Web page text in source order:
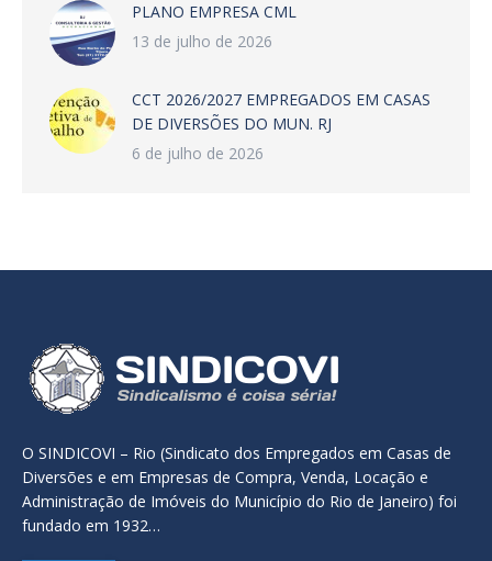
PLANO EMPRESA CML
13 de julho de 2026
CCT 2026/2027 EMPREGADOS EM CASAS
DE DIVERSÕES DO MUN. RJ
6 de julho de 2026
O SINDICOVI – Rio (Sindicato dos Empregados em Casas de
Diversões e em Empresas de Compra, Venda, Locação e
Administração de Imóveis do Município do Rio de Janeiro) foi
fundado em 1932…